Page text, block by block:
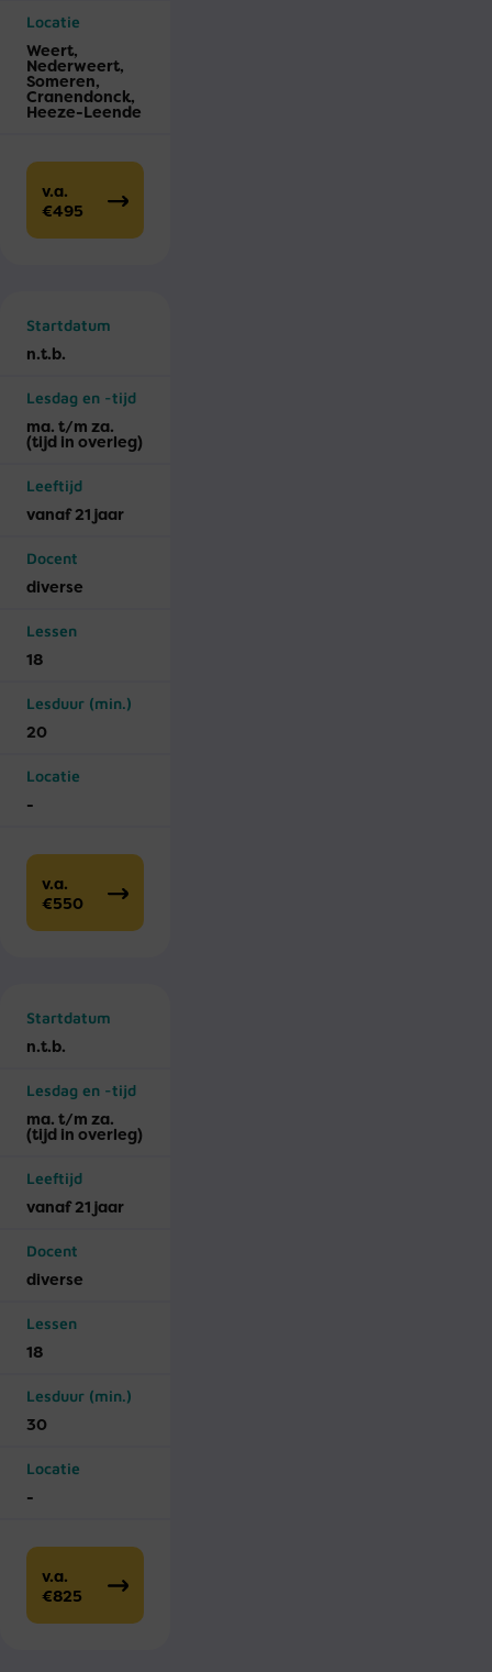
Locatie
Weert,
Nederweert,
Someren,
Cranendonck,
Heeze-Leende
v.a.
€495
Startdatum
n.t.b.
Lesdag en -tijd
ma. t/m za.
(tijd in overleg)
Leeftijd
vanaf 21 jaar
Docent
diverse
Lessen
18
Lesduur (min.)
20
Locatie
-
v.a.
€550
Startdatum
n.t.b.
Lesdag en -tijd
ma. t/m za.
(tijd in overleg)
Leeftijd
vanaf 21 jaar
Docent
diverse
Lessen
18
Lesduur (min.)
30
Locatie
-
v.a.
€825